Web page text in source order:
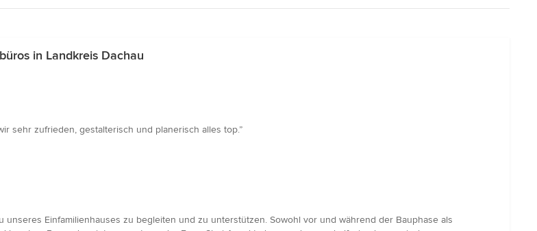
in Landkreis Dachau
sehr zufrieden, gestalterisch und planerisch alles top.”
Einfamilienhauses zu begleiten und zu unterstützen. Sowohl vor und während der Bauphase als